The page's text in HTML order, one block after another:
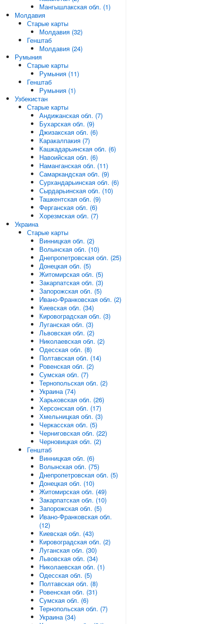
Мангышлакская обл. (1)
Молдавия
Старые карты
Молдавия (32)
Генштаб
Молдавия (24)
Румыния
Старые карты
Румыния (11)
Генштаб
Румыния (1)
Узбекистан
Старые карты
Андижанская обл. (7)
Бухарская обл. (9)
Джизакская обл. (6)
Каракалпакия (7)
Кашкадарьинская обл. (6)
Навоийская обл. (6)
Наманганская обл. (11)
Самаркандская обл. (9)
Сурхандарьинская обл. (6)
Сырдарьинская обл. (10)
Ташкентская обл. (9)
Ферганская обл. (6)
Хорезмская обл. (7)
Украина
Старые карты
Винницкая обл. (2)
Волынская обл. (10)
Днепропетровская обл. (25)
Донецкая обл. (5)
Житомирская обл. (5)
Закарпатская обл. (3)
Запорожская обл. (5)
Ивано-Франковская обл. (2)
Киевская обл. (34)
Кировоградская обл. (3)
Луганская обл. (3)
Львовская обл. (2)
Николаевская обл. (2)
Одесская обл. (8)
Полтавская обл. (14)
Ровенская обл. (2)
Сумская обл. (7)
Тернопольская обл. (2)
Украина (74)
Харьковская обл. (26)
Херсонская обл. (17)
Хмельницкая обл. (3)
Черкасская обл. (5)
Черниговская обл. (22)
Черновицкая обл. (2)
Генштаб
Винницкая обл. (6)
Волынская обл. (75)
Днепропетровская обл. (5)
Донецкая обл. (10)
Житомирская обл. (49)
Закарпатская обл. (10)
Запорожская обл. (5)
Ивано-Франковская обл.
(12)
Киевская обл. (43)
Кировоградская обл. (2)
Луганская обл. (30)
Львовская обл. (34)
Николаевская обл. (1)
Одесская обл. (5)
Полтавская обл. (8)
Ровенская обл. (31)
Сумская обл. (6)
Тернопольская обл. (7)
Украина (34)